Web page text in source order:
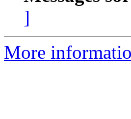
]
More